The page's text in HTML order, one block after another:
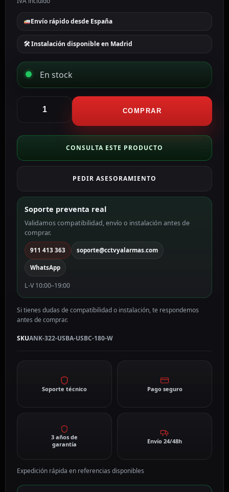
Envío rápido desde España
🛠 Instalación disponible en Madrid
En stock
color
ANK-
322-
USBC-
180-
cantidad
COMPRAR
CONSULTA ESTE PRODUCTO
PEDIR ASESORAMIENTO
Soporte preventa real
Validamos compatibilidad, envío o instalación antes de
comprar.
911 413 363 soporte@cctvyalarmas.com
WhatsApp
L-V 10:00–19:00
Si tienes dudas de compatibilidad o instalación, te respondemos
antes de comprar.
SKUANK-322-USBA-USBC-180-W
Soporte técnico Pago seguro
3 años de
garantía
Envío 24/48h
Expedición rápida en referencias disponibles